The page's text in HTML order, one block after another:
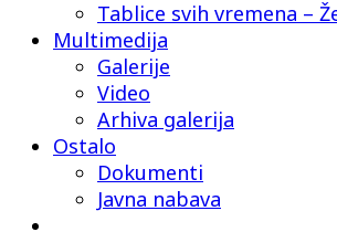
Tablice svih vremena –
Multimedija
Galerije
Video
Arhiva galerija
Ostalo
Dokumenti
Javna nabava